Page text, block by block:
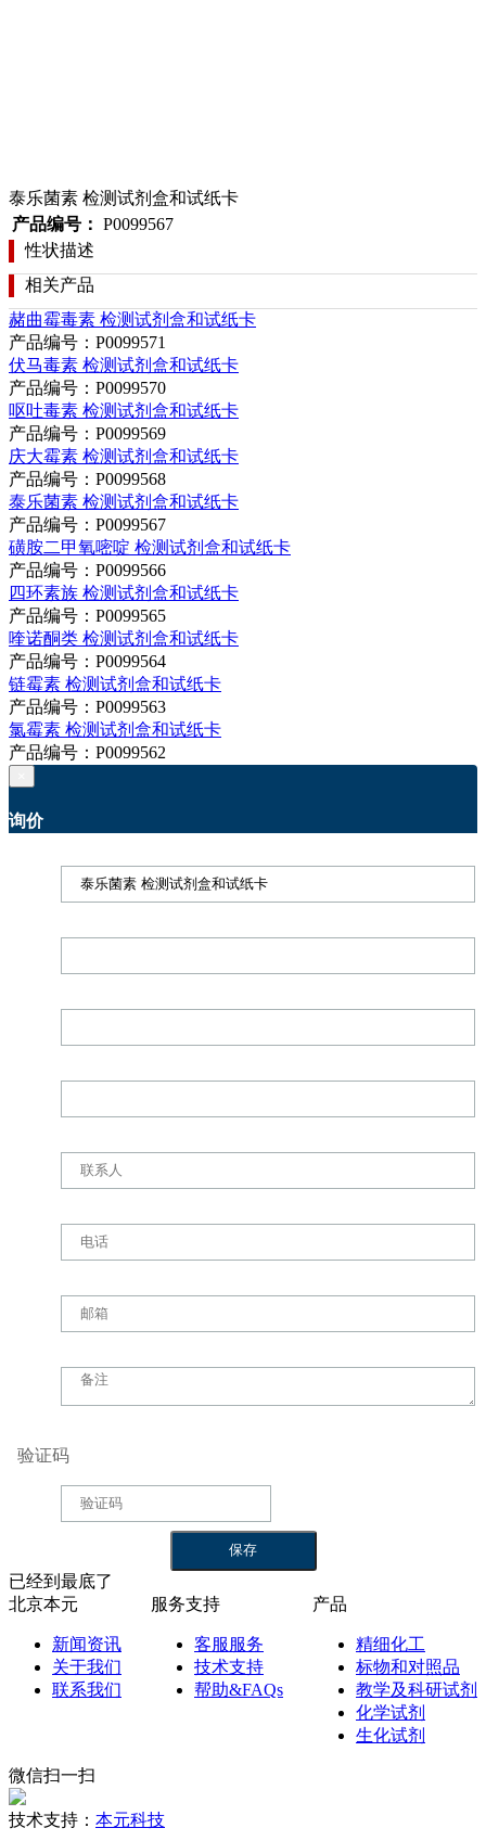
泰乐菌素 检测试剂盒和试纸卡
产品编号： P0099567
性状描述
相关产品
赭曲霉毒素 检测试剂盒和试纸卡
产品编号：P0099571
伏马毒素 检测试剂盒和试纸卡
产品编号：P0099570
呕吐毒素 检测试剂盒和试纸卡
产品编号：P0099569
庆大霉素 检测试剂盒和试纸卡
产品编号：P0099568
泰乐菌素 检测试剂盒和试纸卡
产品编号：P0099567
磺胺二甲氧嘧啶 检测试剂盒和试纸卡
产品编号：P0099566
四环素族 检测试剂盒和试纸卡
产品编号：P0099565
喹诺酮类 检测试剂盒和试纸卡
产品编号：P0099564
链霉素 检测试剂盒和试纸卡
产品编号：P0099563
氯霉素 检测试剂盒和试纸卡
产品编号：P0099562
询价
验证码
已经到最底了
北京本元
新闻资讯
关于我们
联系我们
服务支持
客服服务
技术支持
帮助&FAQs
产品
精细化工
标物和对照品
教学及科研试剂
化学试剂
生化试剂
微信扫一扫
技术支持： 本元科技